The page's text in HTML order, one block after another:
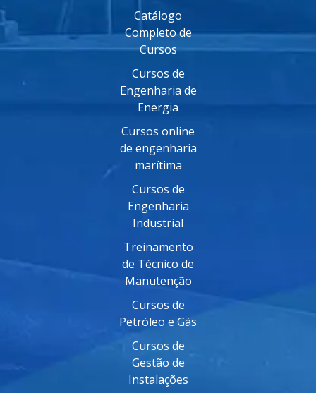
Catálogo
Completo de
Cursos
Cursos de
Engenharia de
Energia
Cursos online
de engenharia
marítima
Cursos de
Engenharia
Industrial
Treinamento
de Técnico de
Manutenção
Cursos de
Petróleo e Gás
Cursos de
Gestão de
Instalações